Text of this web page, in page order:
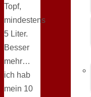
Topf,
mindestens
5 Liter.
Besser
mehr…
ich hab
mein 10